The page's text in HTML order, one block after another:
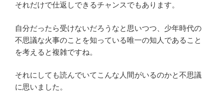
それだけで仕返しできるチャンスでもあります。
自分だったら受けないだろうなと思いつつ、少年時代の
不思議な火事のことを知っている唯一の知人であること
を考えると複雑ですね。
それにしても読んでいてこんな人間がいるのかと不思議
に思いました。